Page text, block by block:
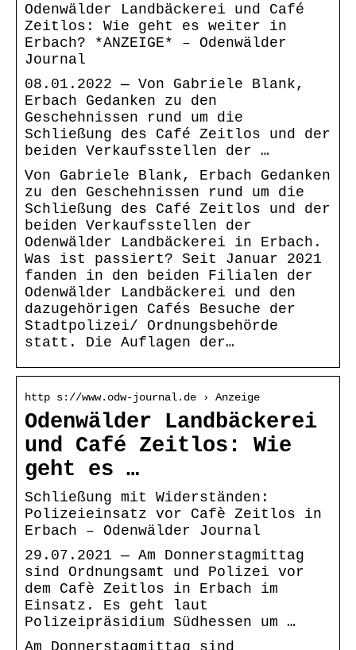
Odenwälder Landbäckerei und Café
Zeitlos: Wie geht es weiter in
Erbach? *ANZEIGE* – Odenwälder
Journal
08.01.2022 — Von Gabriele Blank,
Erbach Gedanken zu den
Geschehnissen rund um die
Schließung des Café Zeitlos und der
beiden Verkaufsstellen der …
Von Gabriele Blank, Erbach Gedanken
zu den Geschehnissen rund um die
Schließung des Café Zeitlos und der
beiden Verkaufsstellen der
Odenwälder Landbäckerei in Erbach.
Was ist passiert? Seit Januar 2021
fanden in den beiden Filialen der
Odenwälder Landbäckerei und den
dazugehörigen Cafés Besuche der
Stadtpolizei/ Ordnungsbehörde
statt. Die Auflagen der…
http s://www.odw-journal.de › Anzeige
Odenwälder Landbäckerei
und Café Zeitlos: Wie
geht es …
Schließung mit Widerständen:
Polizeieinsatz vor Cafè Zeitlos in
Erbach – Odenwälder Journal
29.07.2021 — Am Donnerstagmittag
sind Ordnungsamt und Polizei vor
dem Cafè Zeitlos in Erbach im
Einsatz. Es geht laut
Polizeipräsidium Südhessen um …
Am Donnerstagmittag sind